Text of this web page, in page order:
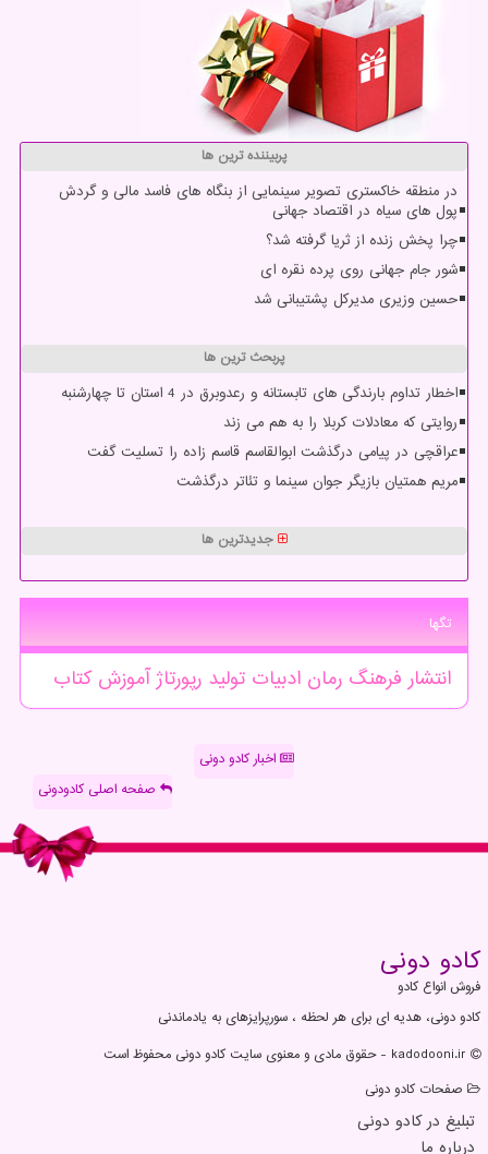
پربیننده ترین ها
در منطقه خاکستری تصویر سینمایی از بنگاه های فاسد مالی و گردش
پول های سیاه در اقتصاد جهانی
چرا پخش زنده از ثریا گرفته شد؟
شور جام جهانی روی پرده نقره ای
حسین وزیری مدیرکل پشتیبانی شد
پربحث ترین ها
اخطار تداوم بارندگی های تابستانه و رعدوبرق در 4 استان تا چهارشنبه
روایتی که معادلات کربلا را به هم می زند
عراقچی در پیامی درگذشت ابوالقاسم قاسم زاده را تسلیت گفت
مریم همتیان بازیگر جوان سینما و تئاتر درگذشت
جدیدترین ها
تگها
انتشار فرهنگ رمان ادبیات تولید رپورتاژآموزشكتاب
اخبار کادو دونی
صفحه اصلی کادودونی
كادو دونی
فروش انواع کادو
کادو دونی، هدیه ای برای هر لحظه ، سورپرایزهای به یادماندنی
صفحات كادو دونی
تبلیغ در كادو دونی
درباره ما